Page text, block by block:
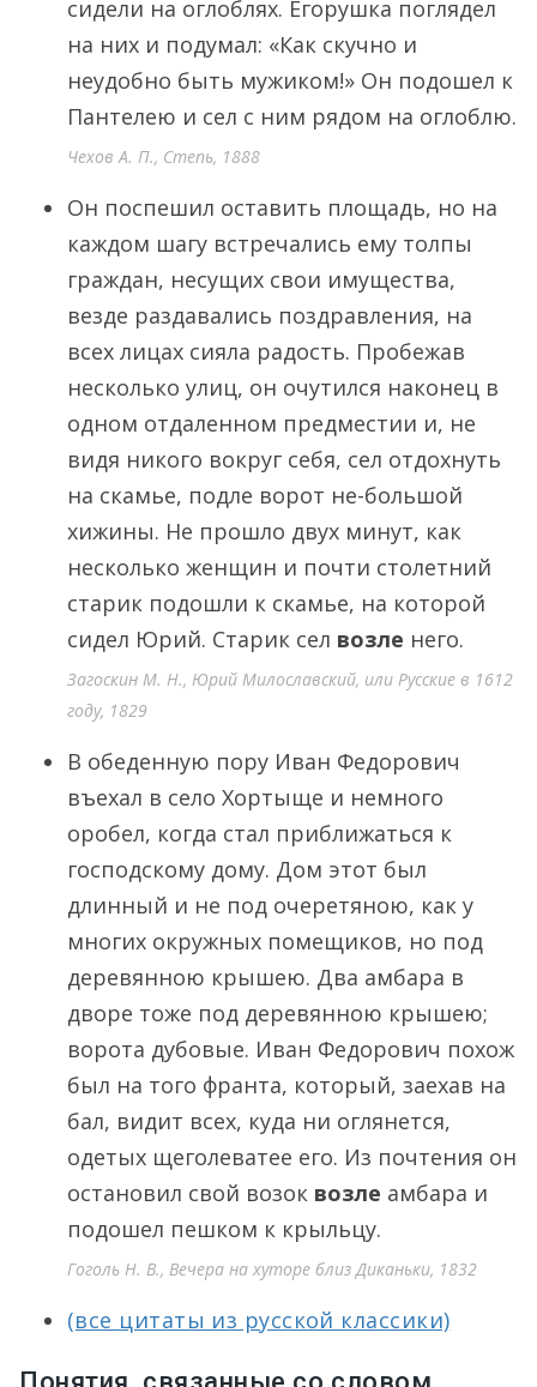
сидели на оглоблях. Егорушка поглядел
на них и подумал: «Как скучно и
неудобно быть мужиком!» Он подошел к
Пантелею и сел с ним рядом на оглоблю.
Чехов А. П., Степь, 1888
Он поспешил оставить площадь, но на
каждом шагу встречались ему толпы
граждан, несущих свои имущества,
везде раздавались поздравления, на
всех лицах сияла радость. Пробежав
несколько улиц, он очутился наконец в
одном отдаленном предместии и, не
видя никого вокруг себя, сел отдохнуть
на скамье, подле ворот не-большой
хижины. Не прошло двух минут, как
несколько женщин и почти столетний
старик подошли к скамье, на которой
сидел Юрий. Старик сел возле него.
Загоскин М. Н., Юрий Милославский, или Русские в 1612
году, 1829
В обеденную пору Иван Федорович
въехал в село Хортыще и немного
оробел, когда стал приближаться к
господскому дому. Дом этот был
длинный и не под очеретяною, как у
многих окружных помещиков, но под
деревянною крышею. Два амбара в
дворе тоже под деревянною крышею;
ворота дубовые. Иван Федорович похож
был на того франта, который, заехав на
бал, видит всех, куда ни оглянется,
одетых щеголеватее его. Из почтения он
остановил свой возок возле амбара и
подошел пешком к крыльцу.
Гоголь Н. В., Вечера на хуторе близ Диканьки, 1832
(все цитаты из русской классики)